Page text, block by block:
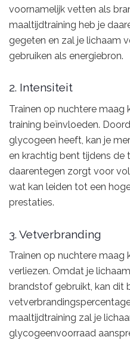
voornamelijk vetten als
maaltijdtraining heb je
gegeten en zal je lichaam
gebruiken als energiebron.
2. Intensiteit
Trainen op nuchtere maag
training beïnvloeden.
glycogeen heeft, kan je
en krachtig bent tijdens de
daarentegen zorgt voor
wat kan leiden tot een
prestaties.
3. Vetverbranding
Trainen op nuchtere maag
verliezen. Omdat je
brandstof gebruikt, kan dit
maaltijdtraining zal je
glycogeenvoorraad